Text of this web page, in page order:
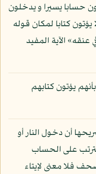
حسابا يسيرا و يدخلون
يؤتون كتابا لمكان قوله
عنقه» الآية المفيد
يؤتون كتابهم
أن دخول النار أو
على الحساب
فلا معنى لإيتاء